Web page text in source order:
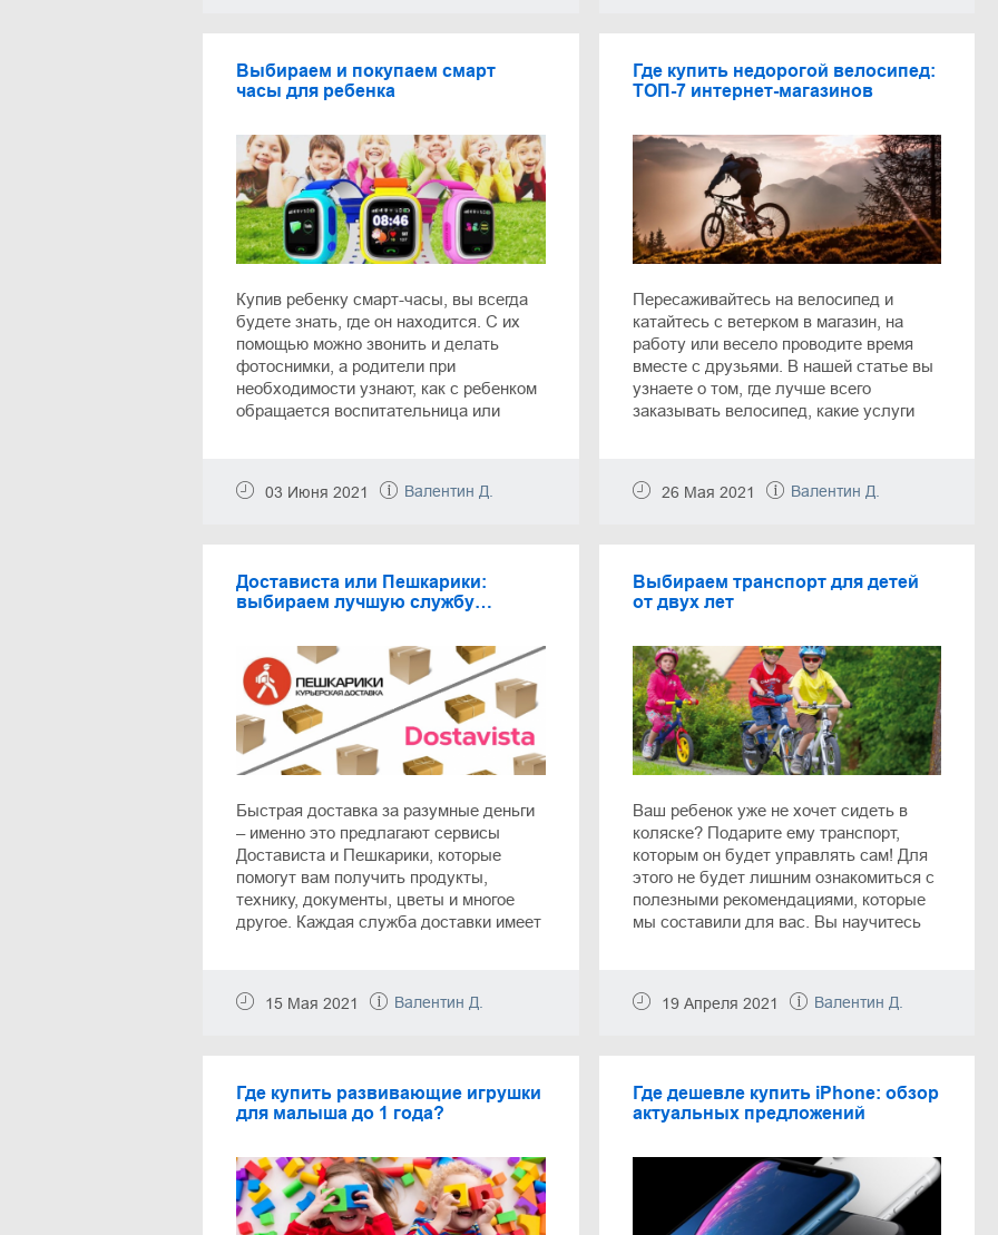
Выбираем и покупаем смарт
часы для ребенка
Купив ребенку смарт-часы, вы всегда
будете знать, где он находится. С их
помощью можно звонить и делать
фотоснимки, а родители при
необходимости узнают, как с ребенком
обращается воспитательница или
детских умных часов, а также подборку
актуальных предложений от лучших
03 Июня 2021 Валентин Д.
Где купить недорогой велосипед:
ТОП-7 интернет-магазинов
Пересаживайтесь на велосипед и
катайтесь с ветерком в магазин, на
работу или весело проводите время
вместе с друзьями. В нашей статье вы
узнаете о том, где лучше всего
заказывать велосипед, какие услуги
случаях удастся воспользоваться
рассрочкой.
26 Мая 2021 Валентин Д.
Достависта или Пешкарики:
выбираем лучшую службу
Быстрая доставка за разумные деньги
– именно это предлагают сервисы
Достависта и Пешкарики, которые
помогут вам получить продукты,
технику, документы, цветы и многое
другое. Каждая служба доставки имеет
их. Выбирайте лучший сервис,
экономьте на услугах и получайте
15 Мая 2021 Валентин Д.
Выбираем транспорт для детей
от двух лет
Ваш ребенок уже не хочет сидеть в
коляске? Подарите ему транспорт,
которым он будет управлять сам! Для
этого не будет лишним ознакомиться с
полезными рекомендациями, которые
мы составили для вас. Вы научитесь
критериям, а также узнаете, где
удастся сэкономить на покупке
19 Апреля 2021 Валентин Д.
Где купить развивающие игрушки
для малыша до 1 года?
Где дешевле купить iPhone: обзор
актуальных предложений